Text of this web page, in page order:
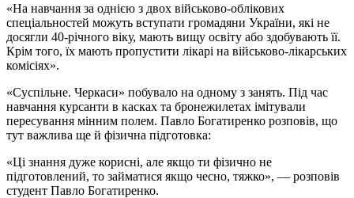
«На навчання за однією з двох військово-облікових
спеціальностей можуть вступати громадяни України, які не
досягли 40-річного віку, мають вищу освіту або здобувають її.
Крім того, їх мають пропустити лікарі на військово-лікарських
комісіях».
«Суспільне. Черкаси» побувало на одному з занять. Під час
навчання курсанти в касках та бронежилетах імітували
пересування мінним полем. Павло Богатиренко розповів, що
тут важлива ще й фізична підготовка:
«Ці знання дуже корисні, але якщо ти фізично не
підготовлений, то займатися якщо чесно, тяжко», — розповів
студент Павло Богатиренко.